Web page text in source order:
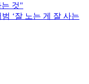
것"
‘잘 노는 게 잘 사는